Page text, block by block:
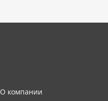
О компании